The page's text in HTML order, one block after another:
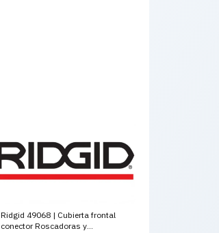
Ridgid 49068 | Cubierta frontal
conector Roscadoras y